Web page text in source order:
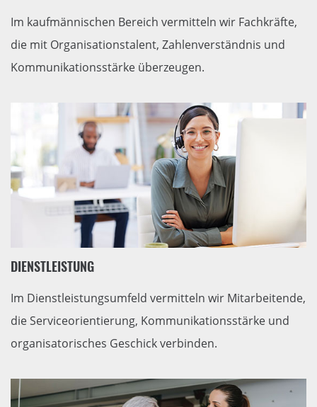
Im kaufmännischen Bereich vermitteln wir Fachkräfte,
die mit Organisationstalent, Zahlenverständnis und
Kommunikationsstärke überzeugen.
DIENSTLEISTUNG
Im Dienstleistungsumfeld vermitteln wir Mitarbeitende,
die Serviceorientierung, Kommunikationsstärke und
organisatorisches Geschick verbinden.